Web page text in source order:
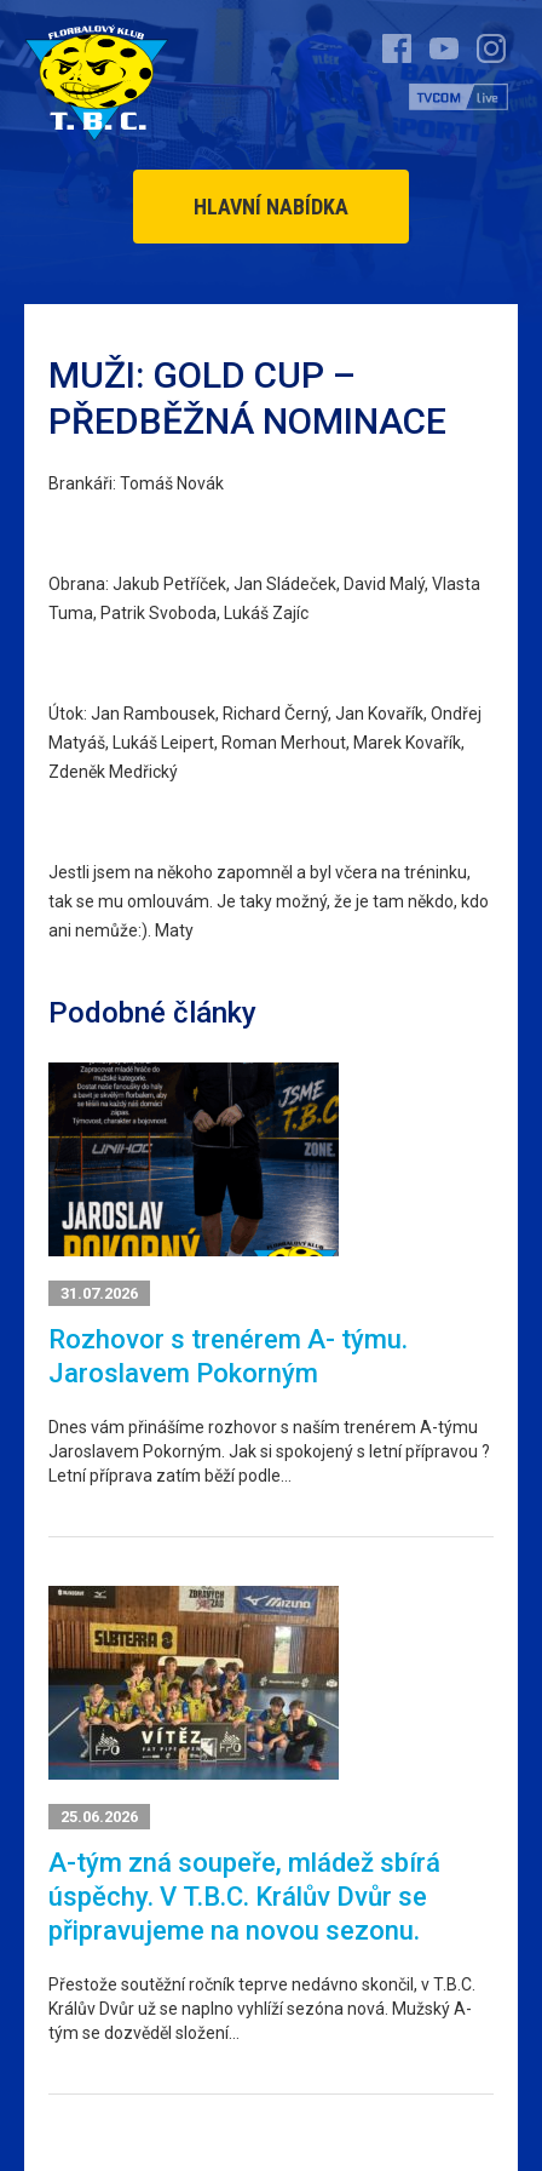
HLAVNÍ NABÍDKA
MUŽI: GOLD CUP –
PŘEDBĚŽNÁ NOMINACE
Brankáři: Tomáš Novák
Obrana: Jakub Petříček, Jan Sládeček, David Malý, Vlasta
Tuma, Patrik Svoboda, Lukáš Zajíc
Útok: Jan Rambousek, Richard Černý, Jan Kovařík, Ondřej
Matyáš, Lukáš Leipert, Roman Merhout, Marek Kovařík,
Zdeněk Medřický
Jestli jsem na někoho zapomněl a byl včera na tréninku,
tak se mu omlouvám. Je taky možný, že je tam někdo, kdo
ani nemůže:). Maty
Podobné články
31.07.2026
Rozhovor s trenérem A- týmu.
Jaroslavem Pokorným
Dnes vám přinášíme rozhovor s naším trenérem A-týmu
Jaroslavem Pokorným. Jak si spokojený s letní přípravou ?
Letní příprava zatím běží podle…
25.06.2026
A-tým zná soupeře, mládež sbírá
úspěchy. V T.B.C. Králův Dvůr se
připravujeme na novou sezonu.
Přestože soutěžní ročník teprve nedávno skončil, v T.B.C.
Králův Dvůr už se naplno vyhlíží sezóna nová. Mužský A-
tým se dozvěděl složení…